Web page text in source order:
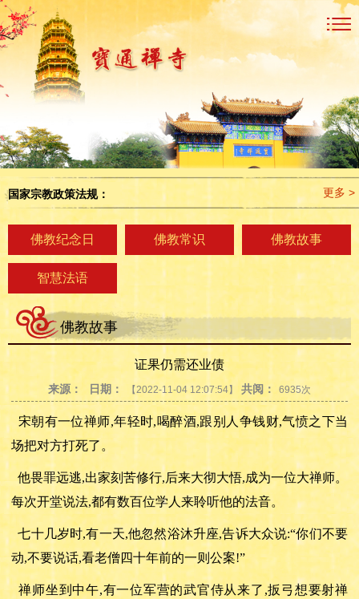
国家宗教政策法规： 更多 >
佛教纪念日 佛教常识 佛教故事
智慧法语
佛教故事
证果仍需还业债
来源： 日期： 【2022-11-04 12:07:54】 共阅： 6935次
宋朝有一位禅师,年轻时,喝醉酒,跟别人争钱财,气愤之下当
场把对方打死了。
他畏罪远逃,出家刻苦修行,后来大彻大悟,成为一位大禅师。
每次开堂说法,都有数百位学人来聆听他的法音。
七十几岁时,有一天,他忽然浴沐升座,告诉大众说:“你们不要
动,不要说话,看老僧四十年前的一则公案!”
禅师坐到中午,有一位军营的武官侍从来了,扳弓想要射禅